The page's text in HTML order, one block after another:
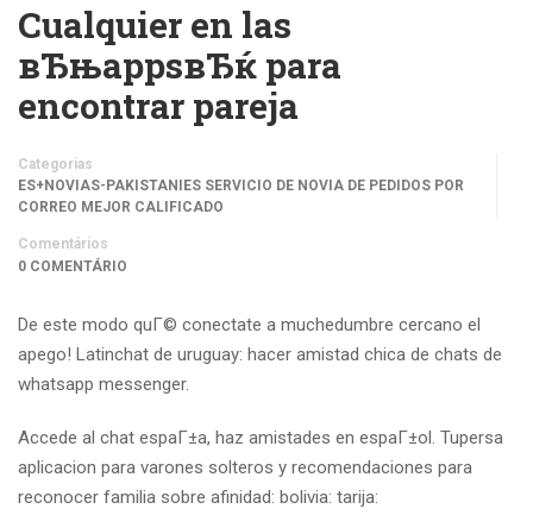
Cualquier en las
вЂњappsвЂќ para
encontrar pareja
Categorias
ES+NOVIAS-PAKISTANIES SERVICIO DE NOVIA DE PEDIDOS POR
CORREO MEJOR CALIFICADO
Comentários
0 COMENTÁRIO
De este modo quГ© conectate a muchedumbre cercano el
apego! Latinchat de uruguay: hacer amistad chica de chats de
whatsapp messenger.
Accede al chat espaГ±a, haz amistades en espaГ±ol. Tupersa
aplicacion para varones solteros y recomendaciones para
reconocer familia sobre afinidad: bolivia: tarija: